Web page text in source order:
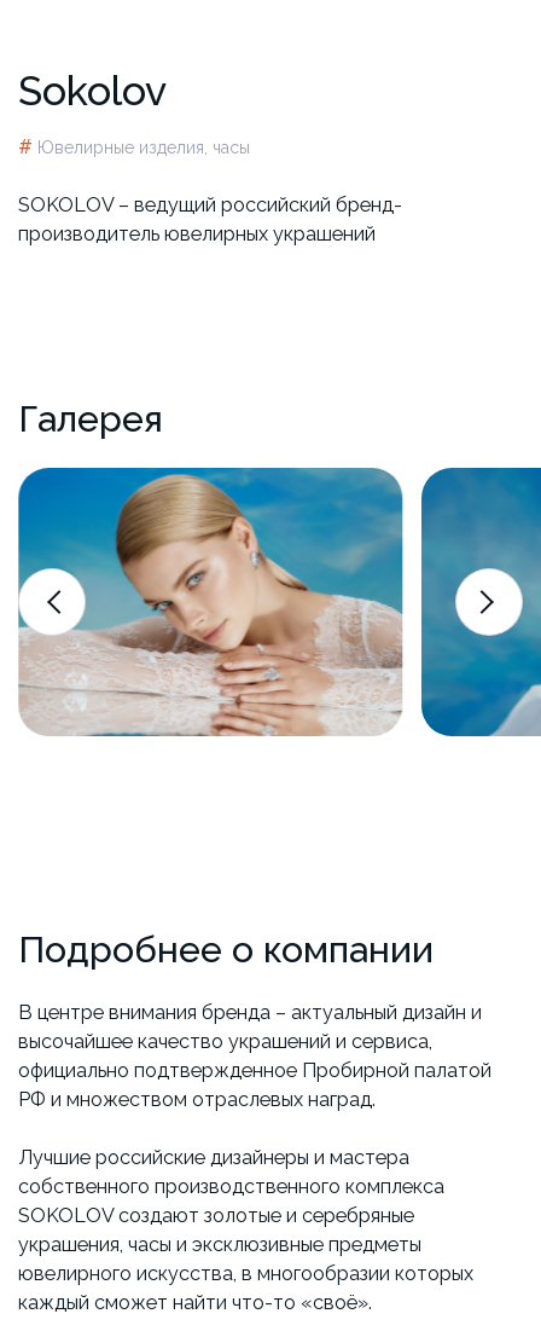
Sokolov
# Ювелирные изделия, часы
SOKOLOV – ведущий российский бренд-
производитель ювелирных украшений
Галерея
Подробнее о компании
В центре внимания бренда – актуальный дизайн и
высочайшее качество украшений и сервиса,
официально подтвержденное Пробирной палатой
РФ и множеством отраслевых наград.
Лучшие российские дизайнеры и мастера
собственного производственного комплекса
SOKOLOV создают золотые и серебряные
украшения, часы и эксклюзивные предметы
ювелирного искусства, в многообразии которых
каждый сможет найти что-то «своё».